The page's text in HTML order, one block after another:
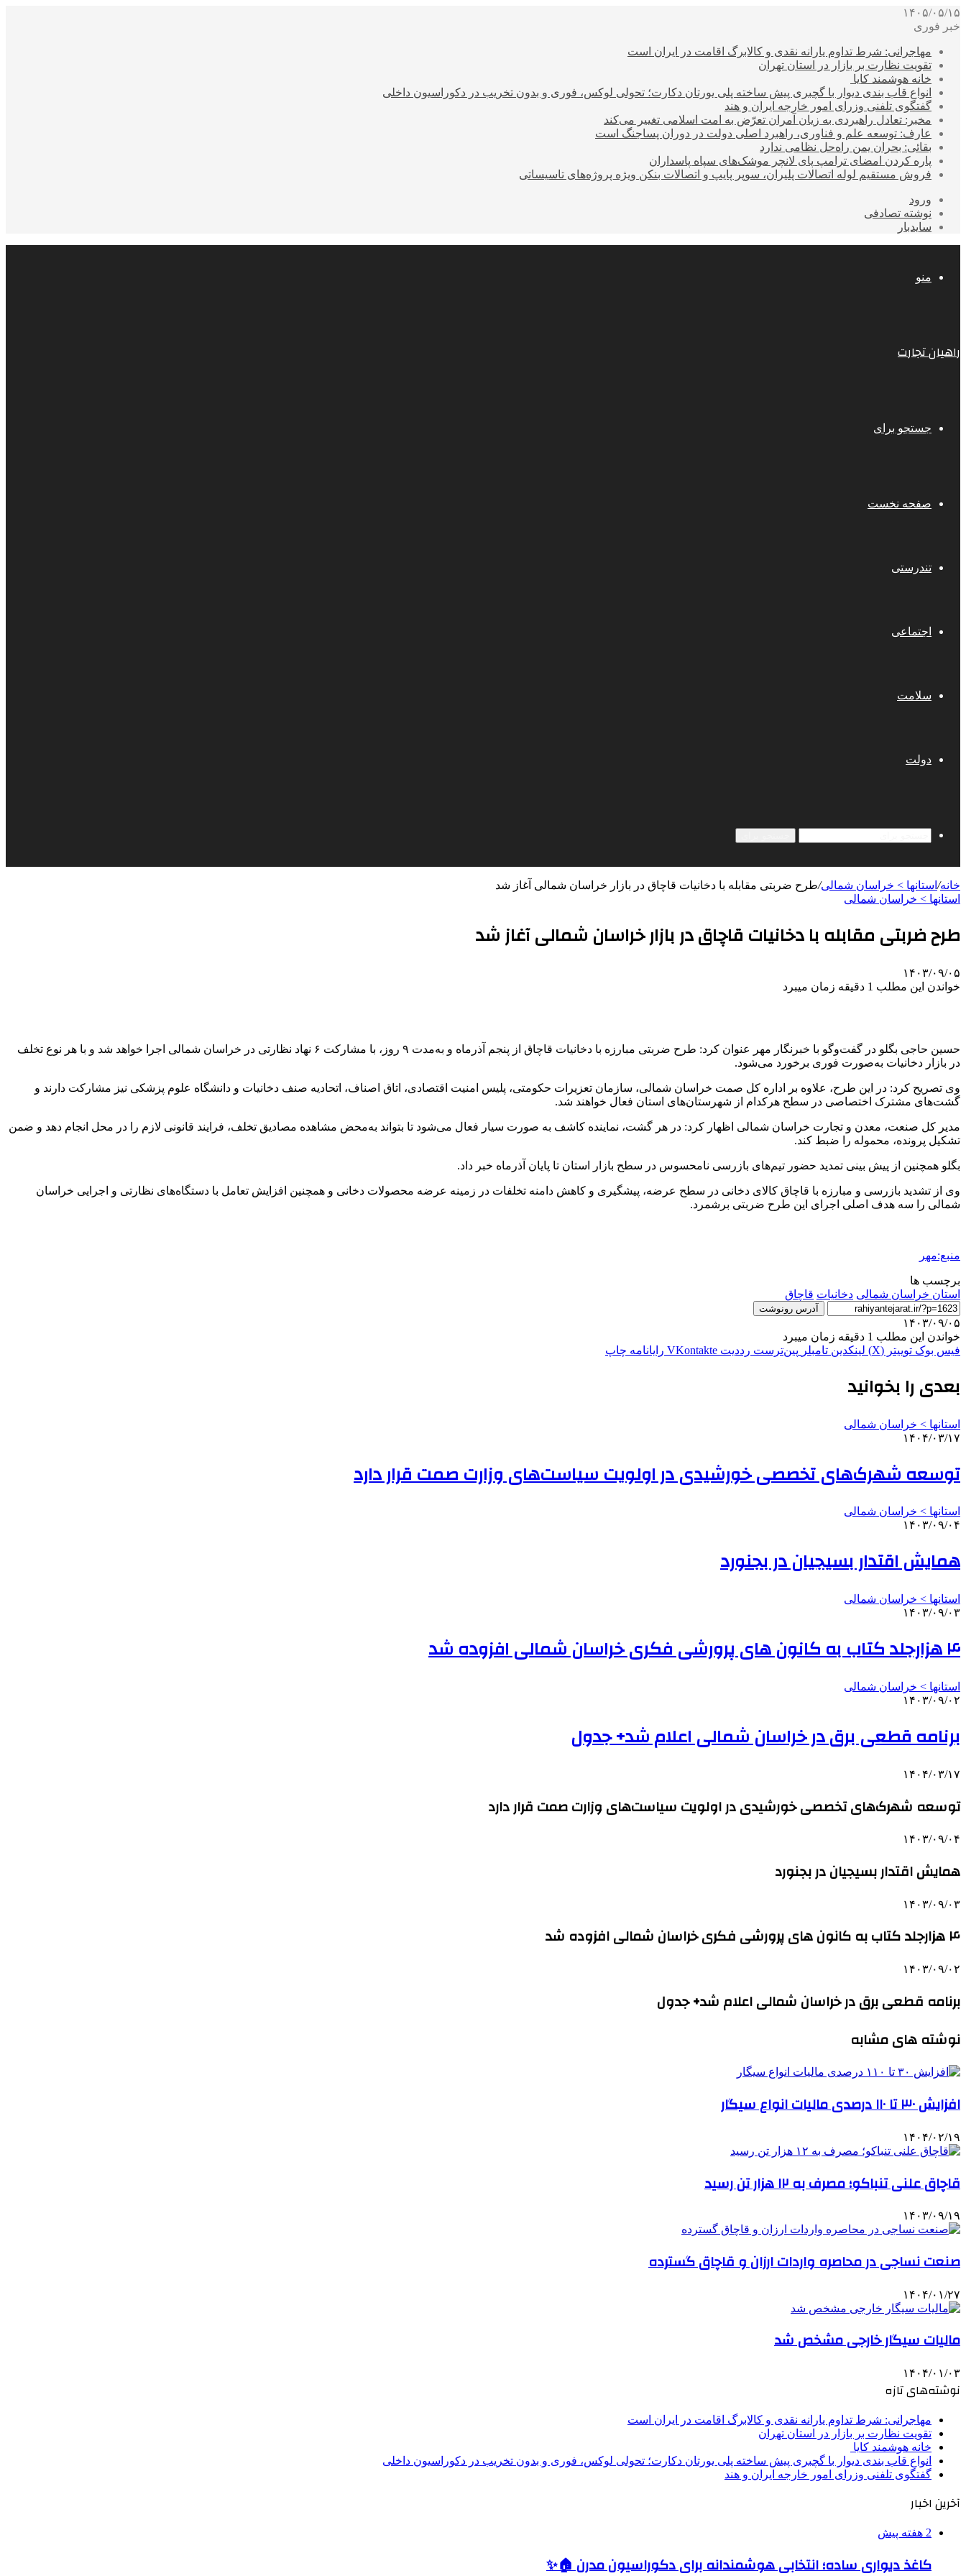
۱۴۰۵/۰۵/۱۵
خبر فوری
مهاجرانی: شرط تداوم یارانه نقدی و کالابرگ اقامت در ایران است
تقویت نظارت بر بازار در استان تهران
خانه هوشمند کایا
انواع قاب بندی دیوار با گچبری پیش ساخته پلی یورتان دکارت؛ تحولی لوکس، فوری و بدون تخریب در دکوراسیون داخلی
گفتگوی تلفنی وزرای امور خارجه ایران و هند
مخبر: تعادل راهبردی به زیان آمران تعرّض به امت اسلامی تغییر می‌کند
عارف: توسعه علم و فناوری، راهبرد اصلی دولت در دوران پساجنگ است
بقائی: بحران یمن راه‌حل نظامی ندارد
پاره کردن امضای ترامپ پای لانچر موشک‌های سپاه پاسداران
فروش مستقیم لوله اتصالات پلیران، سوپر پایپ و اتصالات بنکن ویژه پروژه‌های تاسیساتی
ورود
نوشته تصادفی
سایدبار
منو
راهیان تجارت
جستجو برای
صفحه نخست
تندرستی
اجتماعی
سلامت
دولت
خانه/ استانها > خراسان شمالی/طرح ضربتی مقابله با دخانیات قاچاق در بازار خراسان شمالی آغاز شد
استانها > خراسان شمالی
طرح ضربتی مقابله با دخانیات قاچاق در بازار خراسان شمالی آغاز شد
۱۴۰۳/۰۹/۰۵
خواندن این مطلب 1 دقیقه زمان میبرد
حسین حاجی بگلو در گفت‌وگو با خبرنگار مهر عنوان کرد: طرح ضربتی مبارزه با دخانیات قاچاق از پنجم آذرماه و به‌مدت ۹ روز، با مشارکت ۶ نهاد نظارتی در خراسان شمالی اجرا خواهد شد و با هر نوع تخلف
در بازار دخانیات به‌صورت فوری برخورد می‌شود.
وی تصریح کرد: در این طرح، علاوه بر اداره کل صمت خراسان شمالی، سازمان تعزیرات حکومتی، پلیس امنیت اقتصادی، اتاق اصناف، اتحادیه صنف دخانیات و دانشگاه علوم پزشکی نیز مشارکت دارند و
گشت‌های مشترک اختصاصی در سطح هرکدام از شهرستان‌های استان فعال خواهند شد.
مدیر کل صنعت، معدن و تجارت خراسان شمالی اظهار کرد: در هر گشت، نماینده کاشف به صورت سیار فعال می‌شود تا بتواند به‌محض مشاهده مصادیق تخلف، فرایند قانونی لازم را در محل انجام دهد و ضمن
تشکیل پرونده، محموله را ضبط کند.
بگلو همچنین از پیش بینی تمدید حضور تیم‌های بازرسی نامحسوس در سطح بازار استان تا پایان آذرماه خبر داد.
وی از تشدید بازرسی و مبارزه با قاچاق کالای دخانی در سطح عرضه، پیشگیری و کاهش دامنه تخلفات در زمینه عرضه محصولات دخانی و همچنین افزایش تعامل با دستگاه‌های نظارتی و اجرایی خراسان
شمالی را سه هدف اصلی اجرای این طرح ضربتی برشمرد.
منبع:مهر
برچسب ها
استان خراسان شمالی دخانیات قاچاق
آدرس رونوشت
۱۴۰۳/۰۹/۰۵
خواندن این مطلب 1 دقیقه زمان میبرد
فیس بوک توییتر (X) لینکدین ‫تامبلر ‫پین‌ترست ‫رددیت ‫VKontakte رایانامه چاپ
بعدی را بخوانید
استانها > خراسان شمالی
۱۴۰۴/۰۳/۱۷
توسعه شهرک‌های تخصصی خورشیدی در اولویت سیاست‌های وزارت صمت قرار دارد
استانها > خراسان شمالی
۱۴۰۳/۰۹/۰۴
همایش اقتدار بسیجیان در بجنورد
استانها > خراسان شمالی
۱۴۰۳/۰۹/۰۳
۴ هزارجلد کتاب به کانون های پرورشی فکری خراسان شمالی افزوده شد
استانها > خراسان شمالی
۱۴۰۳/۰۹/۰۲
برنامه قطعی برق در خراسان شمالی اعلام شد+ جدول
۱۴۰۴/۰۳/۱۷
توسعه شهرک‌های تخصصی خورشیدی در اولویت سیاست‌های وزارت صمت قرار دارد
۱۴۰۳/۰۹/۰۴
همایش اقتدار بسیجیان در بجنورد
۱۴۰۳/۰۹/۰۳
۴ هزارجلد کتاب به کانون های پرورشی فکری خراسان شمالی افزوده شد
۱۴۰۳/۰۹/۰۲
برنامه قطعی برق در خراسان شمالی اعلام شد+ جدول
نوشته های مشابه
افزایش ۳۰ تا ۱۱۰ درصدی مالیات انواع سیگار
۱۴۰۴/۰۲/۱۹
قاچاق علنی تنباکو؛ مصرف به ۱۲ هزار تن رسید
۱۴۰۳/۰۹/۱۹
صنعت نساجی در محاصره واردات ارزان و قاچاق گسترده
۱۴۰۴/۰۱/۲۷
مالیات سیگار خارجی مشخص شد
۱۴۰۴/۰۱/۰۳
نوشته‌های تازه
مهاجرانی: شرط تداوم یارانه نقدی و کالابرگ اقامت در ایران است
تقویت نظارت بر بازار در استان تهران
خانه هوشمند کایا
انواع قاب بندی دیوار با گچبری پیش ساخته پلی یورتان دکارت؛ تحولی لوکس، فوری و بدون تخریب در دکوراسیون داخلی
گفتگوی تلفنی وزرای امور خارجه ایران و هند
آخرین اخبار
2 هفته پیش
کاغذ دیواری ساده؛ انتخابی هوشمندانه برای دکوراسیون مدرن 🏠✨